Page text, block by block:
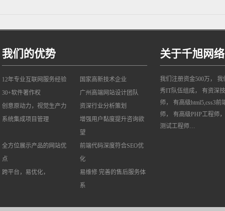
我们的优势
12年专业互联网服务经验
国家高新技术企业
30+软件著作权
广州高端网站设计团队
创意原动力，视觉生产力
资深行业分析策划
系统集成项目管理
增强用户黏度提升咨询欲
望
全方位展示产品的网站优
点
前端代码深度符合SEO优
化
跨平台，易优化，
易维修 完善的售后服务体
系
关于千旭网络
我们注册资金500万，
秀IT队伍组成， 有资深
师， 有高级html5,css3
师， 有高级PHP工程师
测试工程师…